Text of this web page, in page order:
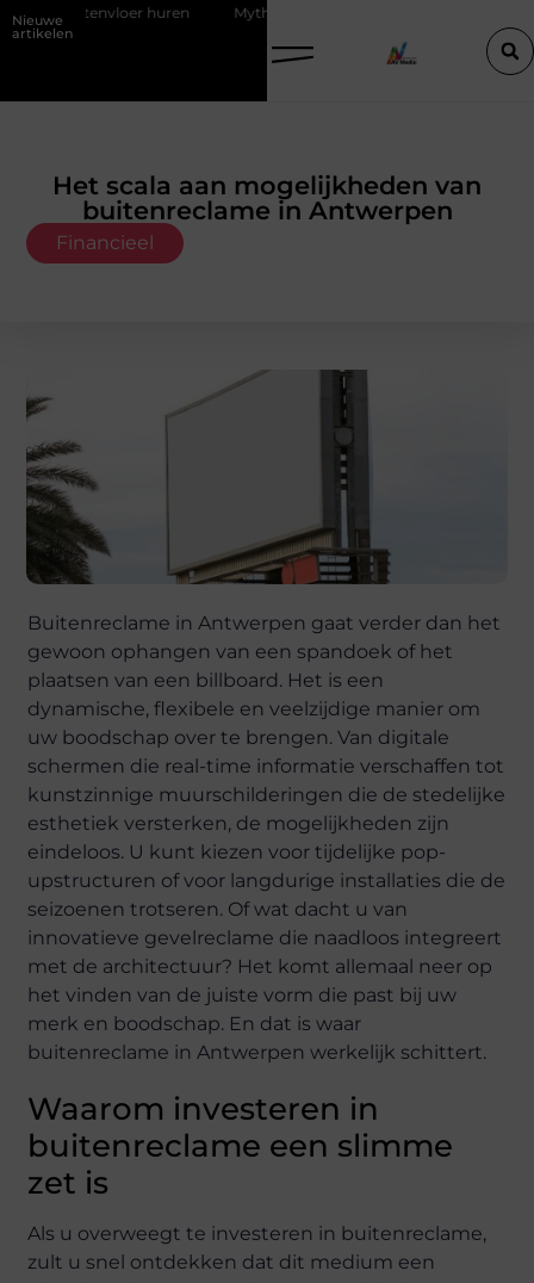
Nieuwe
artikelen
huren Mythes en feiten over zachtere nicotine pouches
Het scala aan mogelijkheden van
buitenreclame in Antwerpen
Financieel
Buitenreclame in Antwerpen gaat verder dan het
gewoon ophangen van een spandoek of het
plaatsen van een billboard. Het is een
dynamische, flexibele en veelzijdige manier om
uw boodschap over te brengen. Van digitale
schermen die real-time informatie verschaffen tot
kunstzinnige muurschilderingen die de stedelijke
esthetiek versterken, de mogelijkheden zijn
eindeloos. U kunt kiezen voor tijdelijke pop-
upstructuren of voor langdurige installaties die de
seizoenen trotseren. Of wat dacht u van
innovatieve gevelreclame die naadloos integreert
met de architectuur? Het komt allemaal neer op
het vinden van de juiste vorm die past bij uw
merk en boodschap. En dat is waar
buitenreclame in Antwerpen werkelijk schittert.
Waarom investeren in
buitenreclame een slimme
zet is
Als u overweegt te investeren in buitenreclame,
zult u snel ontdekken dat dit medium een